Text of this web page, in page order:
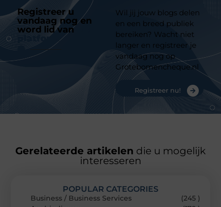
Registreer u
vandaag nog en
word lid van
platform
Wil jij jouw blogs delen
en een breed publiek
bereiken? Wacht niet
langer en registreer je
vandaag nog op
Grotebomencheque.nl
Registreer nu!
Gerelateerde artikelen die u mogelijk
interesseren
POPULAR CATEGORIES
Business / Business Services
(245 )